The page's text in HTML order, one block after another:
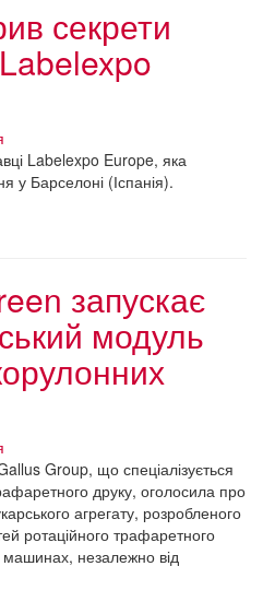
секрети
Labelexpo Europe, яка
у Барселоні (Іспанія).
запускає
модуль
Group, що спеціалізується
друку, оголосила про
агрегату, розробленого
ротаційного трафаретного
машинах, незалежно від